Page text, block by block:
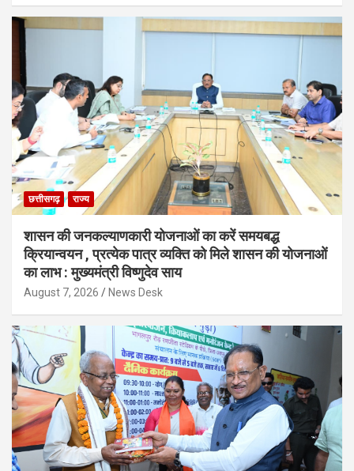
छत्तीसगढ़ राज्य
शासन की जनकल्याणकारी योजनाओं का करें समयबद्ध
क्रियान्वयन , प्रत्येक पात्र व्यक्ति को मिले शासन की योजनाओं
का लाभ : मुख्यमंत्री विष्णुदेव साय
August 7, 2026 News Desk